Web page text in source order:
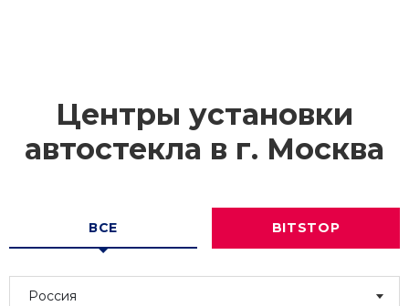
Центры установки
автостекла в г. Москва
ВСЕ BITSTOP
Россия